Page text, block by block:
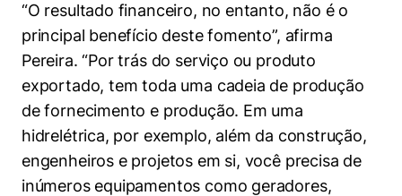
“O resultado financeiro, no entanto, não é o
principal benefício deste fomento”, afirma
Pereira. “Por trás do serviço ou produto
exportado, tem toda uma cadeia de produção
de fornecimento e produção. Em uma
hidrelétrica, por exemplo, além da construção,
engenheiros e projetos em si, você precisa de
inúmeros equipamentos como geradores,